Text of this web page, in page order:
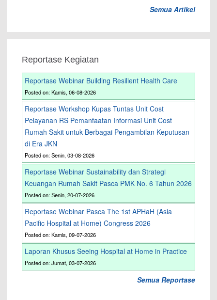
Semua Artikel
Reportase Kegiatan
Reportase Webinar Building Resilient Health Care
Posted on: Kamis, 06-08-2026
Reportase Workshop Kupas Tuntas Unit Cost
Pelayanan RS Pemanfaatan Informasi Unit Cost
Rumah Sakit untuk Berbagai Pengambilan Keputusan
di Era JKN
Posted on: Senin, 03-08-2026
Reportase Webinar Sustainability dan Strategi
Keuangan Rumah Sakit Pasca PMK No. 6 Tahun 2026
Posted on: Senin, 20-07-2026
Reportase Webinar Pasca The 1st APHaH (Asia
Pacific Hospital at Home) Congress 2026
Posted on: Kamis, 09-07-2026
Laporan Khusus Seeing Hospital at Home in Practice
Posted on: Jumat, 03-07-2026
Semua Reportase